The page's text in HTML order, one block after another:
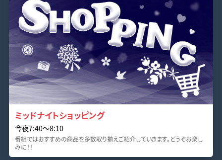
ミッドナイトショッピング
今夜7:40〜8:10
番組ではおすすめの商品を多数取り揃えご紹介していきます。どうぞお楽し
みに！！